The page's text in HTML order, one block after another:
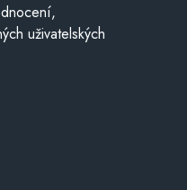
uživatelských